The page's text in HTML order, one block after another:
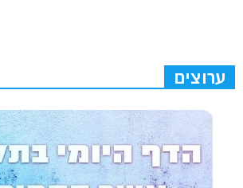
ערוצים